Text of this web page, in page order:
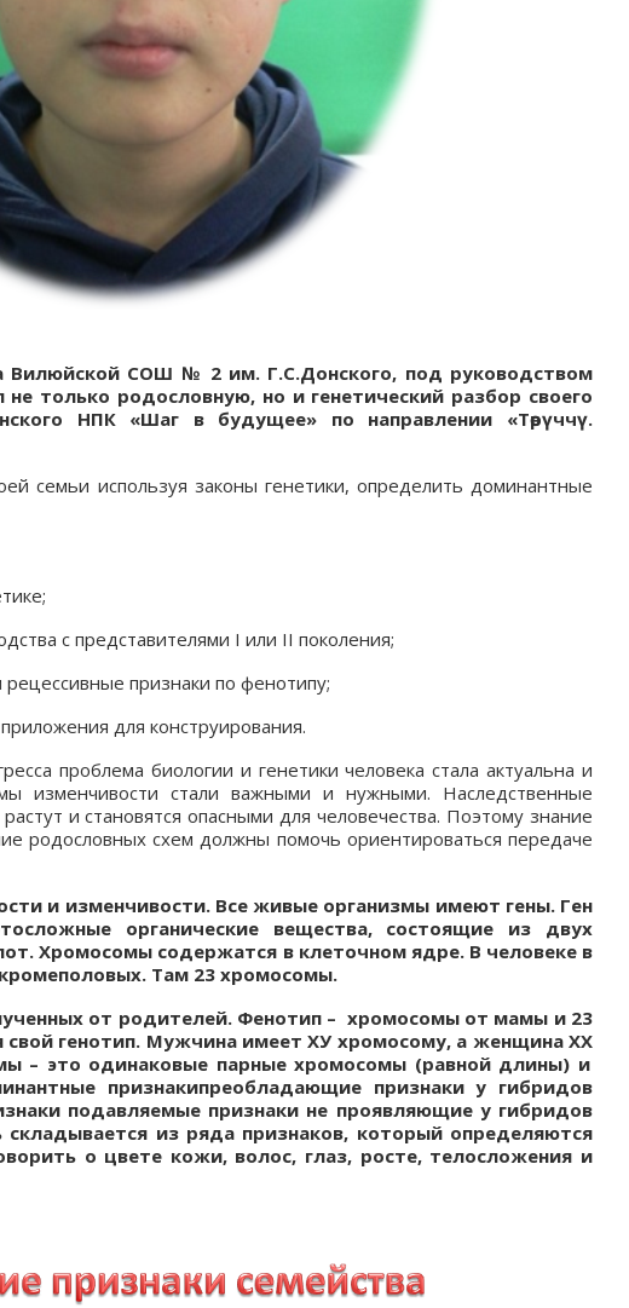
Вилюйской СОШ № 2 им. Г.С.Донского, под руководством
только родословную, но и генетический разбор своего
НПК «Шаг в будущее» по направлении «Төрүччү.
семьи используя законы генетики, определить доминантные
с представителями I или II поколения;
признаки по фенотипу;
для конструирования.
проблема биологии и генетики человека стала актуальна и
изменчивости стали важными и нужными. Наследственные
и становятся опасными для человечества. Поэтому знание
родословных схем должны помочь ориентироваться передаче
и изменчивости. Все живые организмы имеют гены. Ген
органические вещества, состоящие из двух
Хромосомы содержатся в клеточном ядре. В человеке в
Там 23 хромосомы.
от родителей. Фенотип – хромосомы от мамы и 23
свой генотип. Мужчина имеет ХУ хромосому, а женщина XX
– это одинаковые парные хромосомы (равной длины) и
признакипреобладающие признаки у гибридов
подавляемые признаки не проявляющие у гибридов
из ряда признаков, который определяются
о цвете кожи, волос, глаз, росте, телосложения и